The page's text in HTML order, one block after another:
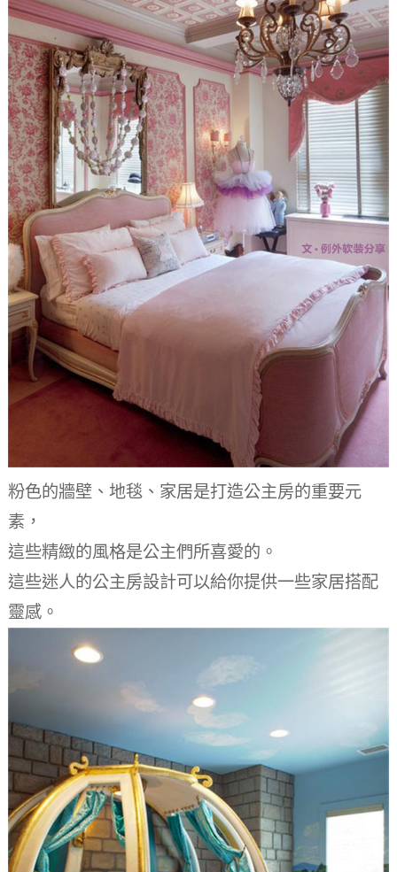
粉色的牆壁、地毯、家居是打造公主房的重要元
素，
這些精緻的風格是公主們所喜愛的。
這些迷人的公主房設計可以給你提供一些家居搭配
靈感。